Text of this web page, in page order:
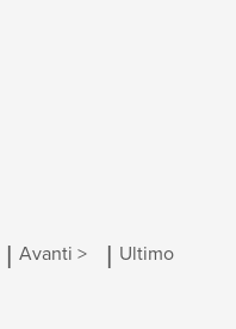
| Avanti > | Ultimo